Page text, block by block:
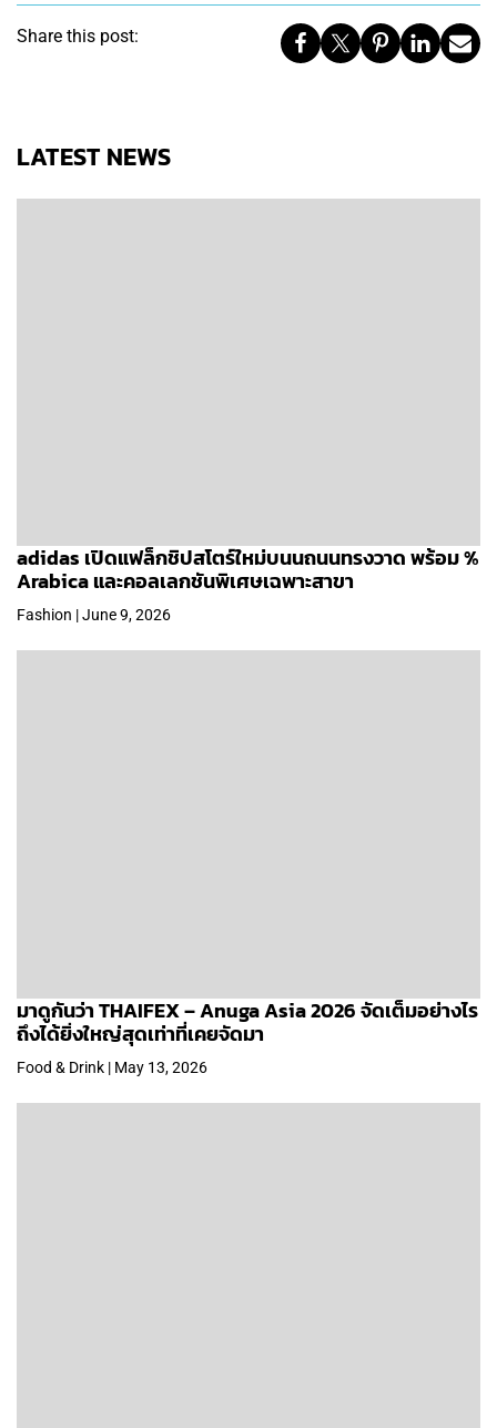
Share this post:
LATEST NEWS
adidas เปิดแฟล็กชิปสโตร์ใหม่บนนถนนทรงวาด พร้อม %
Arabica และคอลเลกชันพิเศษเฉพาะสาขา
Fashion | June 9, 2026
มาดูกันว่า THAIFEX – Anuga Asia 2026 จัดเต็มอย่างไร
ถึงได้ยิ่งใหญ่สุดเท่าที่เคยจัดมา
Food & Drink | May 13, 2026